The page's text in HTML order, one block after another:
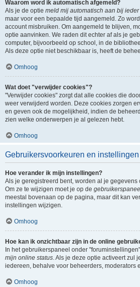
Waarom word ik automatisch afgemeld?
Als je de optie meld mij automatisch aan bij
maar voor een bepaalde tijd aangemeld. Zo
account misbruiken. Om aangemeld te blijven,
optie aanvinken. We raden dit echter af als je
computer, bijvoorbeeld op school, in de
Als deze optie niet beschikbaar is, heeft de
Omhoog
Wat doet "verwijder cookies"?
"Verwijder cookies" zorgt dat alle cookies die
weer verwijderd worden. Deze cookies zorgen
en geven ook de mogelijkheid, indien de
zien welke onderwerpen je al gelezen hebt.
Omhoog
Gebruikersvoorkeuren en instellingen
Hoe verander ik mijn instellingen?
Als je geregistreerd bent, worden al je
Om ze te wijzigen moet je op de
meestal bovenaan op de pagina, maar dit kan
instellingen wijzigen.
Omhoog
Hoe kan ik onzichtbaar zijn in de online
In het gebruikerspaneel onder
mijn online status. Als je deze optie activeert zul
iedereen, behalve voor beheerders, moderators
Omhoog